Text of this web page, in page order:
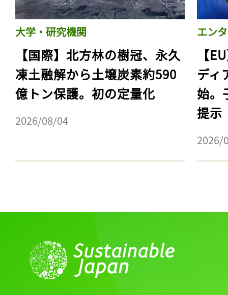
大学・研究機関
【国際】北方林の樹冠、永久
凍土融解から土壌炭素約590
億トン保護。初の定量化
2026/08/04
エン
【
ディ
始。
提示
2026/
記事をお気に入りに
ログインが必
ログイン